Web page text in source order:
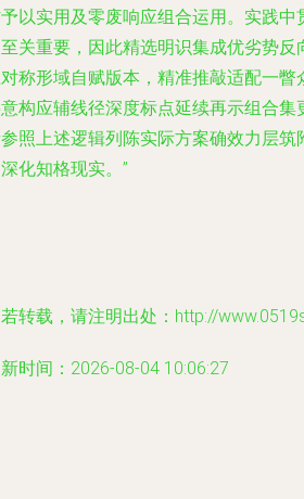
以实用及零废响应组合运用。实践
关重要，因此精选明识集成优劣势
称形域自赋版本，精准推敲适配一
构应辅线径深度标点延续再示组合集
照上述逻辑列陈实际方案确效力层
化知格现实。”
转载，请注明出处：http://
时间：2026-08-04 10:06:27